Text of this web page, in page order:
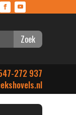
Zoek
272 937